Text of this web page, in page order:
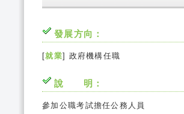
發展方向：
[就業] 政府機構任職
說 明：
參加公職考試擔任公務人員